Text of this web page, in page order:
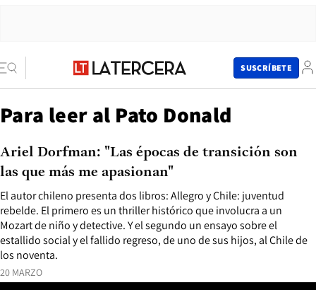
SUSCRÍBETE
Para leer al Pato Donald
20 MARZO
El autor chileno presenta dos libros: Allegro y Chile: juventud
rebelde. El primero es un thriller histórico que involucra a un
Mozart de niño y detective. Y el segundo un ensayo sobre el
estallido social y el fallido regreso, de uno de sus hijos, al Chile de
los noventa.
Ariel Dorfman: "Las épocas de transición son
las que más me apasionan"